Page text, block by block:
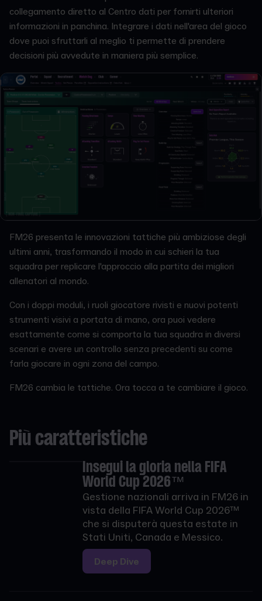
collegamento diretto al Centro dati per fornirti ulteriori
informazioni in panchina. Integrare i dati nell'area del gioco
dove puoi sfruttarli al meglio ti permette di prendere
decisioni più avvedute in maniera più semplice.
FM26 presenta le innovazioni tattiche più ambiziose degli
ultimi anni, trasformando il modo in cui schieri la tua
squadra per replicare l'approccio alla partita dei migliori
allenatori al mondo.
Con i doppi moduli, i ruoli giocatore rivisti e nuovi potenti
strumenti visivi a portata di mano, ora puoi vedere
esattamente come si comporta la tua squadra in diversi
scenari e avere un controllo senza precedenti su come
farla giocare in ogni zona del campo.
FM26 cambia le tattiche. Ora tocca a te cambiare il gioco.
Più caratteristiche
Insegui la gloria nella FIFA
World Cup 2026™
Gestione nazionali arriva in FM26 in
vista della FIFA World Cup 2026™
che si disputerà questa estate in
Stati Uniti, Canada e Messico.
Deep Dive